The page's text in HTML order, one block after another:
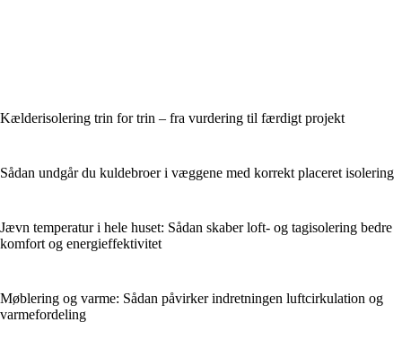
Kælderisolering trin for trin – fra vurdering til færdigt projekt
Sådan undgår du kuldebroer i væggene med korrekt placeret isolering
Jævn temperatur i hele huset: Sådan skaber loft- og tagisolering bedre
komfort og energieffektivitet
Møblering og varme: Sådan påvirker indretningen luftcirkulation og
varmefordeling